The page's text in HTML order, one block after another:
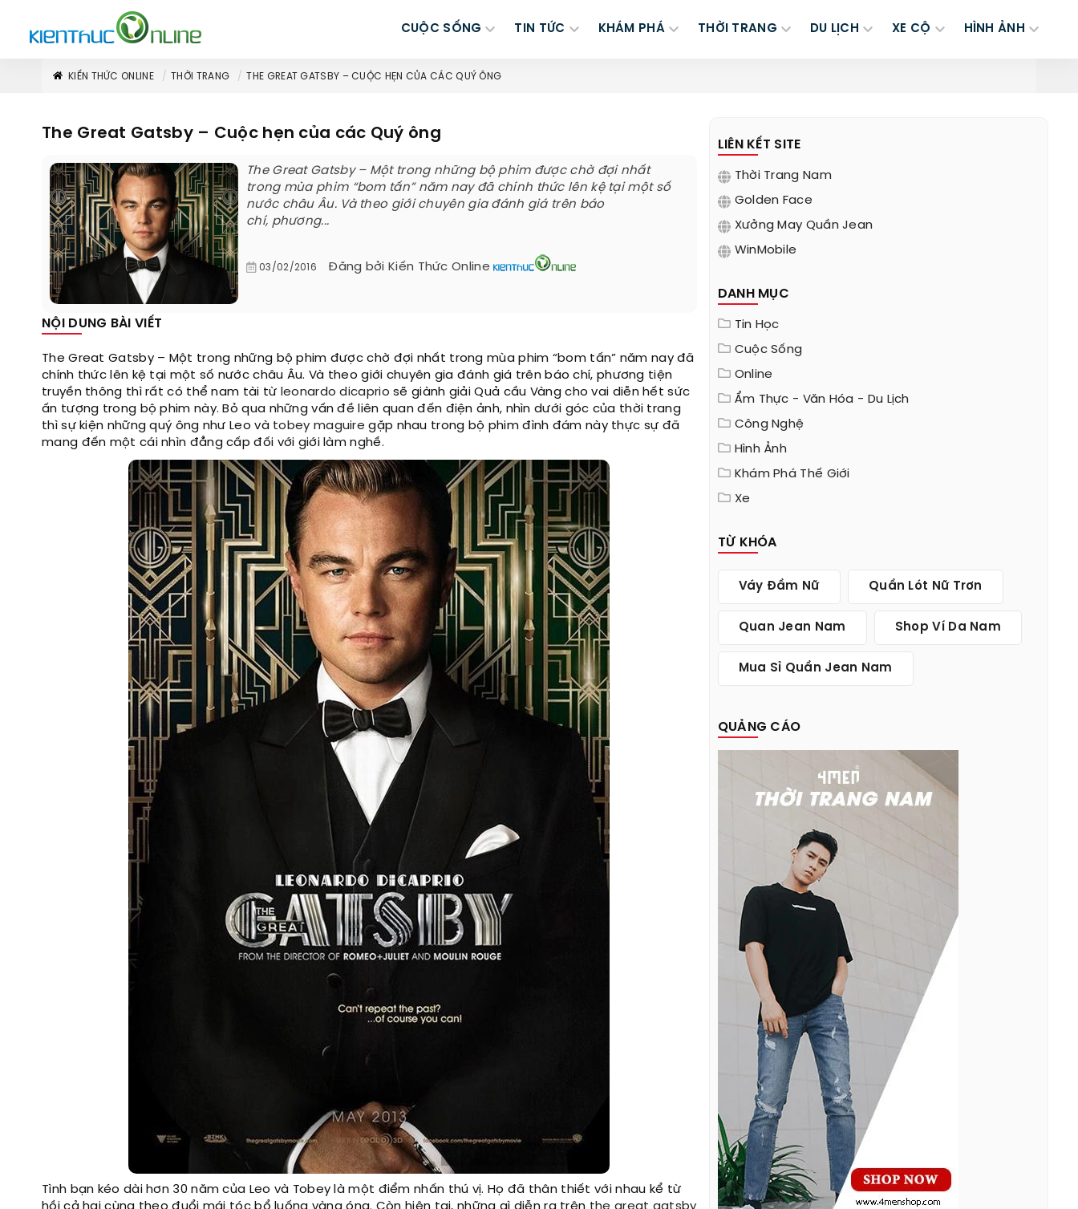
CUỘC SỐNG TIN TỨC KHÁM PHÁ THỜI TRANG DU LỊCH XE CỘ HÌNH ẢNH
KIẾN THỨC ONLINE THỜI TRANG THE GREAT GATSBY – CUỘC HẸN CỦA CÁC QUÝ ÔNG
The Great Gatsby – Cuộc hẹn của các Quý ông
The Great Gatsby – Một trong những bộ phim được chờ đợi nhất
trong mùa phim “bom tấn” năm nay đã chính thức lên kệ tại một số
nước châu Âu. Và theo giới chuyên gia đánh giá trên báo
chí, phương...
03/02/2016 Đăng bởi Kiến Thức Online
NỘI DUNG BÀI VIẾT
The Great Gatsby – Một trong những bộ phim được chờ đợi nhất trong mùa phim “bom tấn” năm nay đã
chính thức lên kệ tại một số nước châu Âu. Và theo giới chuyên gia đánh giá trên báo chí, phương tiện
truyền thông thì rất có thể nam tài từ leonardo dicaprio sẽ giành giải Quả cầu Vàng cho vai diễn hết sức
ấn tượng trong bộ phim này. Bỏ qua những vấn đề liên quan đến điện ảnh, nhìn dưới góc của thời trang
thì sự kiện những quý ông như Leo và tobey maguire gặp nhau trong bộ phim đình đám này thực sự đã
mang đến một cái nhìn đẳng cấp đối với giới làm nghề.
Tình bạn kéo dài hơn 30 năm của Leo và Tobey là một điểm nhấn thú vị. Họ đã thân thiết với nhau kể từ
LIÊN KẾT SITE
Thời Trang Nam
Golden Face
Xưởng May Quần Jean
WinMobile
DANH MỤC
Tin Học
Cuộc Sống
Online
Ẩm Thực - Văn Hóa - Du Lịch
Công Nghệ
Hình Ảnh
Khám Phá Thế Giới
Xe
TỪ KHÓA
Váy Đầm Nữ Quần Lót Nữ Trơn
Quan Jean Nam Shop Ví Da Nam
Mua Sỉ Quần Jean Nam
QUẢNG CÁO